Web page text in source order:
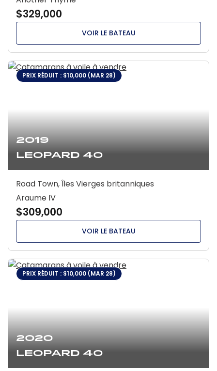
$329,000
VOIR LE BATEAU
2019
Leopard 40
PRIX RÉDUIT : $10,000 (MAR 28)
Road Town, Îles Vierges britanniques
Araume IV
$309,000
VOIR LE BATEAU
2020
Leopard 40
PRIX RÉDUIT : $10,000 (MAR 28)